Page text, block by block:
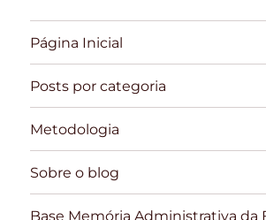
Página Inicial
Posts por categoria
Metodologia
Sobre o blog
Base Memória Administrativa da